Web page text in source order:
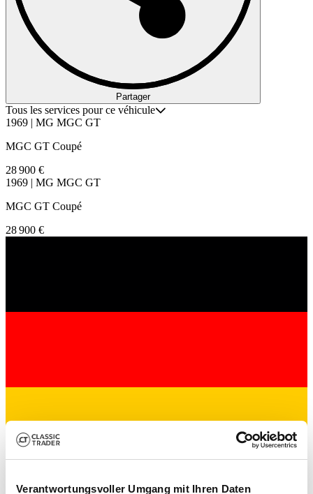
Verantwortungsvoller Umgang mit Ihren Daten
Partager
Tous les services pour ce véhicule
1969 | MG MGC GT
MGC GT Coupé
28 900 €
1969 | MG MGC GT
MGC GT Coupé
28 900 €